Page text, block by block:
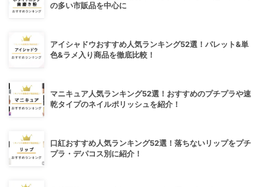
の多い市販品を中心に
アイシャドウおすすめ人気ランキング52選！パレット&単
色&ラメ入り商品を徹底比較！
マニキュア人気ランキング52選！おすすめのプチプラや速
乾タイプのネイルポリッシュを紹介！
口紅おすすめ人気ランキング52選！落ちないリップをプチ
プラ・デパコス別に紹介！